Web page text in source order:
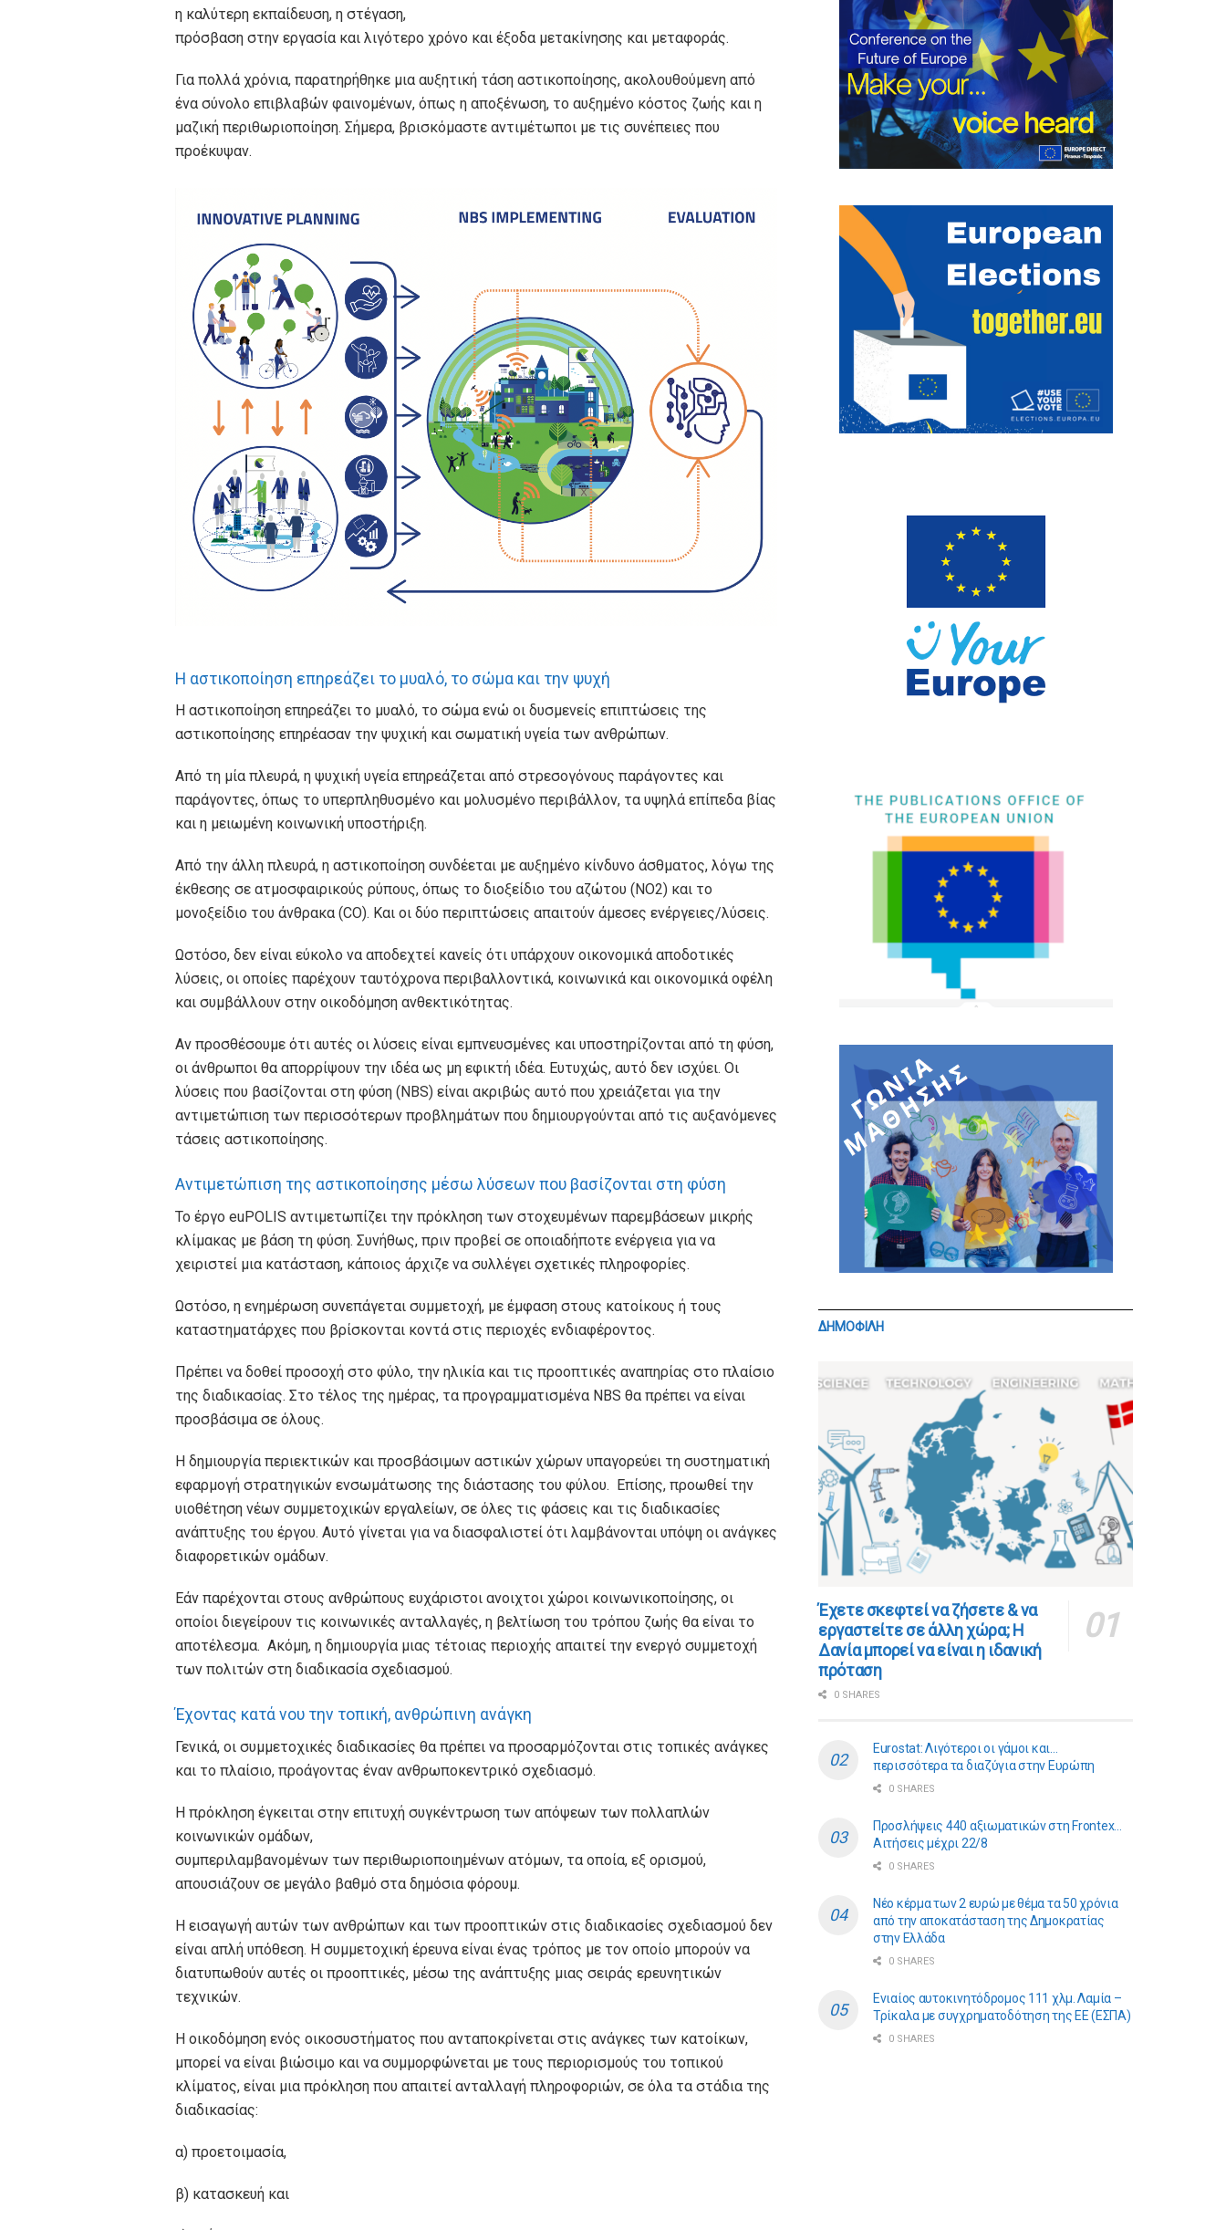
η καλύτερη εκπαίδευση, η στέγαση,
πρόσβαση στην εργασία και λιγότερο χρόνο και έξοδα μετακίνησης και μεταφοράς.
Για πολλά χρόνια, παρατηρήθηκε μια αυξητική τάση αστικοποίησης, ακολουθούμενη από
ένα σύνολο επιβλαβών φαινομένων, όπως η αποξένωση, το αυξημένο κόστος ζωής και η
μαζική περιθωριοποίηση. Σήμερα, βρισκόμαστε αντιμέτωποι με τις συνέπειες που
προέκυψαν.
Η αστικοποίηση επηρεάζει το μυαλό, το σώμα και την ψυχή
Η αστικοποίηση επηρεάζει το μυαλό, το σώμα ενώ oι δυσμενείς επιπτώσεις της
αστικοποίησης επηρέασαν την ψυχική και σωματική υγεία των ανθρώπων.
Από τη μία πλευρά, η ψυχική υγεία επηρεάζεται από στρεσογόνους παράγοντες και
παράγοντες, όπως το υπερπληθυσμένο και μολυσμένο περιβάλλον, τα υψηλά επίπεδα βίας
και η μειωμένη κοινωνική υποστήριξη.
Από την άλλη πλευρά, η αστικοποίηση συνδέεται με αυξημένο κίνδυνο άσθματος, λόγω της
έκθεσης σε ατμοσφαιρικούς ρύπους, όπως το διοξείδιο του αζώτου (NO2) και το
μονοξείδιο του άνθρακα (CO). Και οι δύο περιπτώσεις απαιτούν άμεσες ενέργειες/λύσεις.
Ωστόσο, δεν είναι εύκολο να αποδεχτεί κανείς ότι υπάρχουν οικονομικά αποδοτικές
λύσεις, οι οποίες παρέχουν ταυτόχρονα περιβαλλοντικά, κοινωνικά και οικονομικά οφέλη
και συμβάλλουν στην οικοδόμηση ανθεκτικότητας.
Αν προσθέσουμε ότι αυτές οι λύσεις είναι εμπνευσμένες και υποστηρίζονται από τη φύση,
οι άνθρωποι θα απορρίψουν την ιδέα ως μη εφικτή ιδέα. Ευτυχώς, αυτό δεν ισχύει. Οι
λύσεις που βασίζονται στη φύση (NBS) είναι ακριβώς αυτό που χρειάζεται για την
αντιμετώπιση των περισσότερων προβλημάτων που δημιουργούνται από τις αυξανόμενες
τάσεις αστικοποίησης.
Αντιμετώπιση της αστικοποίησης μέσω λύσεων που βασίζονται στη φύση
Το έργο euPOLIS αντιμετωπίζει την πρόκληση των στοχευμένων παρεμβάσεων μικρής
κλίμακας με βάση τη φύση. Συνήθως, πριν προβεί σε οποιαδήποτε ενέργεια για να
χειριστεί μια κατάσταση, κάποιος άρχιζε να συλλέγει σχετικές πληροφορίες.
Ωστόσο, η ενημέρωση συνεπάγεται συμμετοχή, με έμφαση στους κατοίκους ή τους
καταστηματάρχες που βρίσκονται κοντά στις περιοχές ενδιαφέροντος.
Πρέπει να δοθεί προσοχή στο φύλο, την ηλικία και τις προοπτικές αναπηρίας στο πλαίσιο
της διαδικασίας. Στο τέλος της ημέρας, τα προγραμματισμένα NBS θα πρέπει να είναι
προσβάσιμα σε όλους.
Η δημιουργία περιεκτικών και προσβάσιμων αστικών χώρων υπαγορεύει τη συστηματική
εφαρμογή στρατηγικών ενσωμάτωσης της διάστασης του φύλου. Επίσης, προωθεί την
υιοθέτηση νέων συμμετοχικών εργαλείων, σε όλες τις φάσεις και τις διαδικασίες
ανάπτυξης του έργου. Αυτό γίνεται για να διασφαλιστεί ότι λαμβάνονται υπόψη οι ανάγκες
διαφορετικών ομάδων.
Εάν παρέχονται στους ανθρώπους ευχάριστοι ανοιχτοι χώροι κοινωνικοποίησης, οι
οποίοι διεγείρουν τις κοινωνικές ανταλλαγές, η βελτίωση του τρόπου ζωής θα είναι το
αποτέλεσμα. Ακόμη, η δημιουργία μιας τέτοιας περιοχής απαιτεί την ενεργό συμμετοχή
των πολιτών στη διαδικασία σχεδιασμού.
Έχοντας κατά νου την τοπική, ανθρώπινη ανάγκη
Γενικά, οι συμμετοχικές διαδικασίες θα πρέπει να προσαρμόζονται στις τοπικές ανάγκες
και το πλαίσιο, προάγοντας έναν ανθρωποκεντρικό σχεδιασμό.
Η πρόκληση έγκειται στην επιτυχή συγκέντρωση των απόψεων των πολλαπλών
κοινωνικών ομάδων,
συμπεριλαμβανομένων των περιθωριοποιημένων ατόμων, τα οποία, εξ ορισμού,
απουσιάζουν σε μεγάλο βαθμό στα δημόσια φόρουμ.
Η εισαγωγή αυτών των ανθρώπων και των προοπτικών στις διαδικασίες σχεδιασμού δεν
είναι απλή υπόθεση. Η συμμετοχική έρευνα είναι ένας τρόπος με τον οποίο μπορούν να
διατυπωθούν αυτές οι προοπτικές, μέσω της ανάπτυξης μιας σειράς ερευνητικών
τεχνικών.
Η οικοδόμηση ενός οικοσυστήματος που ανταποκρίνεται στις ανάγκες των κατοίκων,
μπορεί να είναι βιώσιμο και να συμμορφώνεται με τους περιορισμούς του τοπικού
κλίματος, είναι μια πρόκληση που απαιτεί ανταλλαγή πληροφοριών, σε όλα τα στάδια της
διαδικασίας:
α) προετοιμασία,
β) κατασκευή και
ΔΗΜΟΦΙΛΗ
​​Έχετε σκεφτεί να ζήσετε & να
εργαστείτε σε άλλη χώρα; Η
Δανία μπορεί να είναι η ιδανική
πρόταση
0 SHARES
Eurostat: Λιγότεροι οι γάμοι και…
περισσότερα τα διαζύγια στην Ευρώπη
0 SHARES
Προσλήψεις 440 αξιωματικών στη Frontex…
Αιτήσεις μέχρι 22/8
0 SHARES
Νέο κέρμα των 2 ευρώ με θέμα τα 50 χρόνια
από την αποκατάσταση της Δημοκρατίας
στην Ελλάδα
0 SHARES
Ενιαίος αυτοκινητόδρομος 111 χλμ. Λαμία –
Τρίκαλα με συγχρηματοδότηση της ΕE (ΕΣΠΑ)
0 SHARES